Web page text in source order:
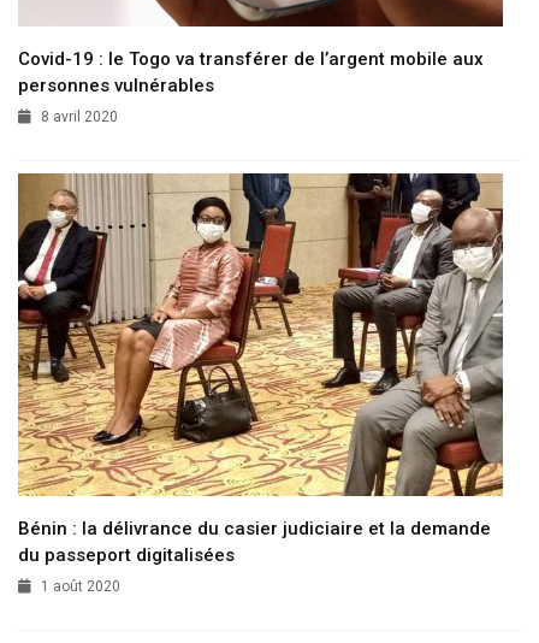
Covid-19 : le Togo va transférer de l’argent mobile aux
personnes vulnérables
8 avril 2020
Bénin : la délivrance du casier judiciaire et la demande
du passeport digitalisées
1 août 2020